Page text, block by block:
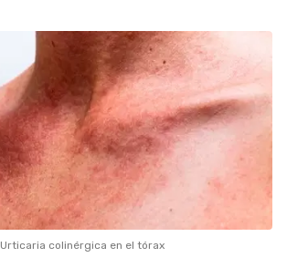
Urticaria colinérgica en el tórax